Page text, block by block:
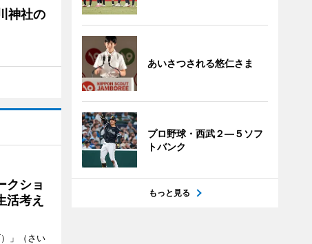
神社の
クショ
考え
」（さい
あいさつされる悠仁さま
プロ野球・西武２―５ソフ
トバンク
もっと見る